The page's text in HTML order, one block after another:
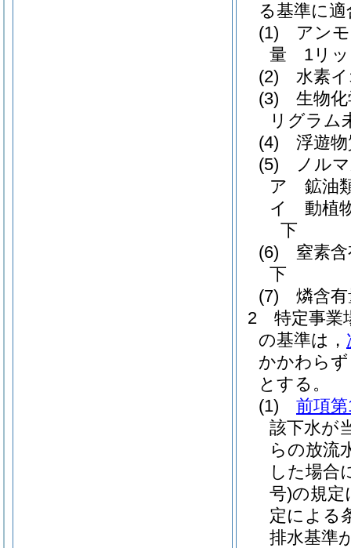
る基準に
(1)
アン
量 1リッ
(2)
水素
(3)
生物
リグラム
(4)
浮遊
(5)
ノル
ア
鉱油
イ
動植
下
(6)
窒素
下
(7)
燐含
2
特定事業
の基準は，
かかわら
とする。
(1)
前項
該下水が
らの放流
した場合
号)の規定
定による
排水基準